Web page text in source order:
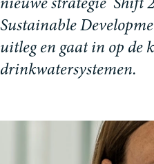
nieuwe strategie ‘Shift 2
Sustainable Developme
uitleg en gaat in op de k
drinkwatersystemen.